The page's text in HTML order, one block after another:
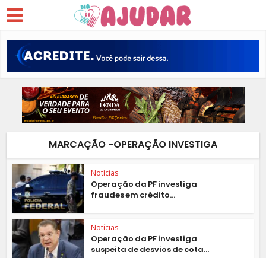
MARCAÇÃO -OPERAÇÃO INVESTIGA
Notícias
Operação da PF investiga
fraudes em crédito...
Notícias
Operação da PF investiga
suspeita de desvios de cota...